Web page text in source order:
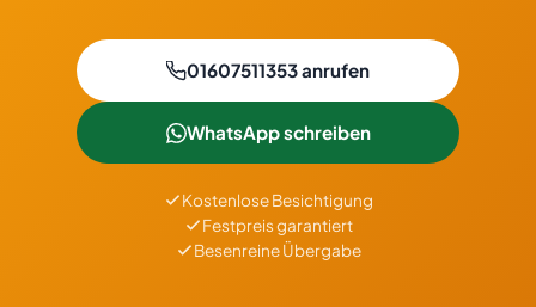
01607511353 anrufen
WhatsApp schreiben
Kostenlose Besichtigung
Festpreis garantiert
Besenreine Übergabe